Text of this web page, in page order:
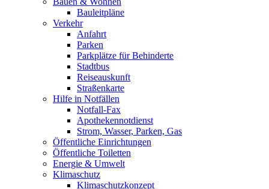
Bauleitpläne
Verkehr
Anfahrt
Parken
Parkplätze für Behinderte
Stadtbus
Reiseauskunft
Straßenkarte
Hilfe in Notfällen
Notfall-Fax
Apothekennotdienst
Strom, Wasser, Parken, Gas
Öffentliche Einrichtungen
Öffentliche Toiletten
Energie & Umwelt
Klimaschutz
Klimaschutzkonzept